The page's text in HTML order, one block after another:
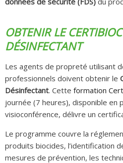
OBTENIR LE
DÉSINFECTANT
Les agents de propreté utilisant
professionnels doivent obtenir le
Désinfectant. Cette formation
journée (7 heures), disponible en
visioconférence, délivre un
Le programme couvre la
produits biocides, l’identification
mesures de prévention, les